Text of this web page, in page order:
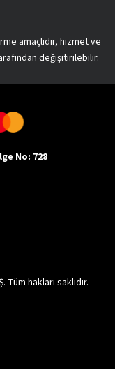
amaçlıdır, hizmet ve
değişitirilebilir.
No: 728
hakları saklıdır.